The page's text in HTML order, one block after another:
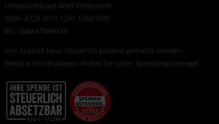
Umweltverband WWF Österreich
IBAN: AT26 2011 1291 1268 3901
BIC: GIBAATWWXXX
Ihre Spende kann steuerlich geltend gemacht werden.
Weitere Informationen finden Sie unter Spendengütesiegel.